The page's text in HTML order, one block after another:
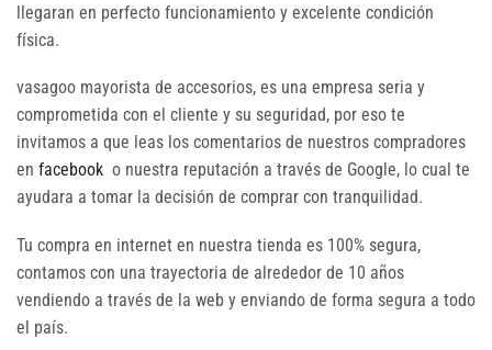
llegaran en perfecto funcionamiento y excelente condición
física.
vasagoo mayorista de accesorios, es una empresa seria y
comprometida con el cliente y su seguridad, por eso te
invitamos a que leas los comentarios de nuestros compradores
en facebook o nuestra reputación a través de Google, lo cual te
ayudara a tomar la decisión de comprar con tranquilidad.
Tu compra en internet en nuestra tienda es 100% segura,
contamos con una trayectoria de alrededor de 10 años
vendiendo a través de la web y enviando de forma segura a todo
el país.